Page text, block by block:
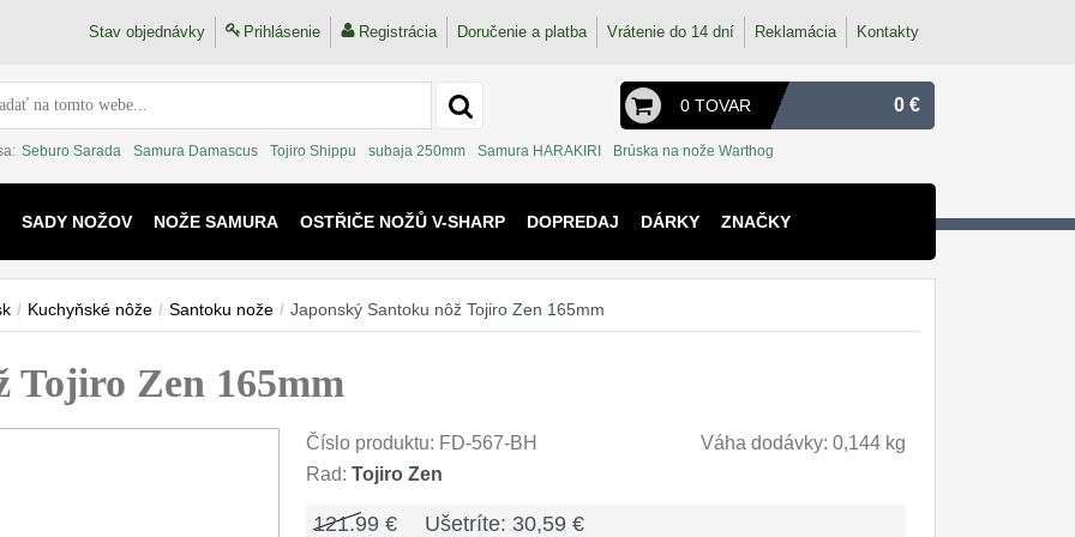
Stav objednávky Prihlásenie Registrácia Doručenie a platba Vrátenie do 14 dní Reklamácia Kontakty
0 TOVAR 0 €
Seburo Sarada Samura Damascus Tojiro Shippu subaja 250mm Samura HARAKIRI Brúska na nože Warthog
SADY NOŽOV NOŽE SAMURA OSTŘIČE NOŽŮ V-SHARP DOPREDAJ DÁRKY ZNAČKY
/ Kuchyňské nôže / Santoku nože / Japonský Santoku nôž Tojiro Zen 165mm
Tojiro Zen 165mm
Číslo produktu: FD-567-BH
Váha dodávky: 0,144 kg
Rad: Tojiro Zen
121.99 € Ušetríte: 30,59 €